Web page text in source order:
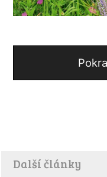
Další články